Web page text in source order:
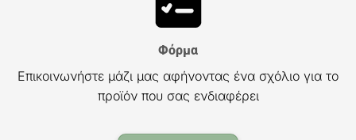
Φόρμα
Επικοινωνήστε μάζι μας αφήνοντας ένα σχόλιο για το
προϊόν που σας ενδιαφέρει